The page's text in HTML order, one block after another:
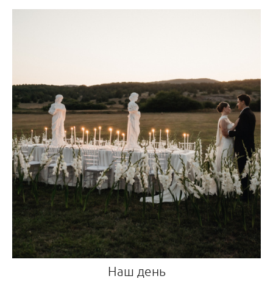
Наш день